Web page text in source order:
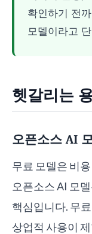
확인하기 전
모델이라고
헷갈리는
오픈소스 AI
무료 모델은 비
오픈소스 AI 모
핵심입니다. 무
상업적 사용이